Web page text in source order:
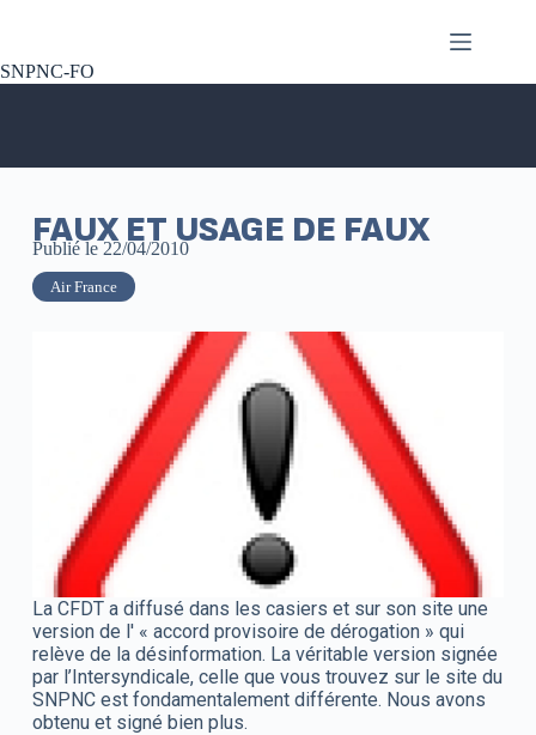
SNPNC-FO
FAUX ET USAGE DE FAUX
Publié le 22/04/2010
Air France
La CFDT a diffusé dans les casiers et sur son site une
version de l' « accord provisoire de dérogation » qui
relève de la désinformation. La véritable version signée
par l’Intersyndicale, celle que vous trouvez sur le site du
SNPNC est fondamentalement différente. Nous avons
obtenu et signé bien plus.